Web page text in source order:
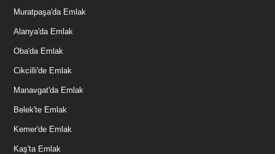
Muratpaşa'da Emlak
Alanya'da Emlak
Oba'da Emlak
Cikcilli'de Emlak
Manavgat'da Emlak
Belek'te Emlak
Kemer'de Emlak
Kaş'ta Emlak